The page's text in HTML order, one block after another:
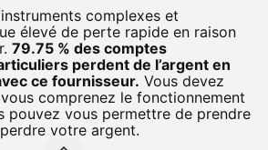
complexes et
élevé de perte rapide en raison
79.75 % des comptes
perdent de l’argent en
ce fournisseur. Vous devez
comprenez le fonctionnement
pouvez vous permettre de prendre
votre argent.